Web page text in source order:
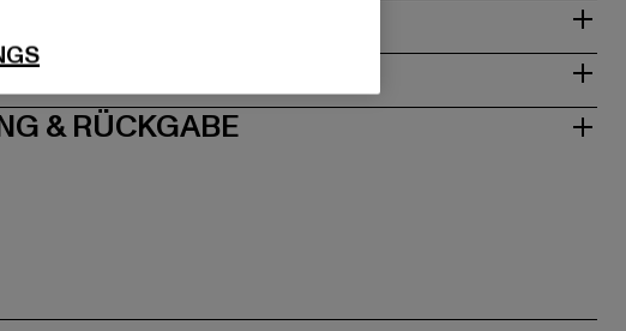
& RÜCKGABE